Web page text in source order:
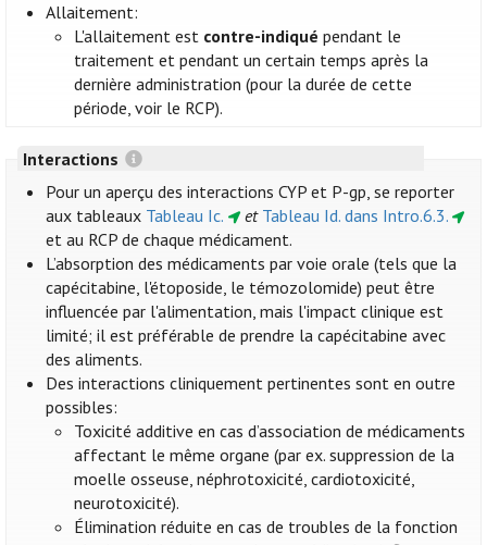
Allaitement:
L'allaitement est contre-indiqué pendant le
traitement et pendant un certain temps après la
dernière administration (pour la durée de cette
période, voir le RCP).
Interactions
Pour un aperçu des interactions CYP et P-gp, se reporter
aux tableaux Tableau Ic. et Tableau Id. dans Intro.6.3.
et au RCP de chaque médicament.
L’absorption des médicaments par voie orale (tels que la
capécitabine, l'étoposide, le témozolomide) peut être
influencée par l'alimentation, mais l'impact clinique est
limité; il est préférable de prendre la capécitabine avec
des aliments.
Des interactions cliniquement pertinentes sont en outre
possibles:
Toxicité additive en cas d’association de médicaments
affectant le même organe (par ex. suppression de la
moelle osseuse, néphrotoxicité, cardiotoxicité,
neurotoxicité).
Élimination réduite en cas de troubles de la fonction